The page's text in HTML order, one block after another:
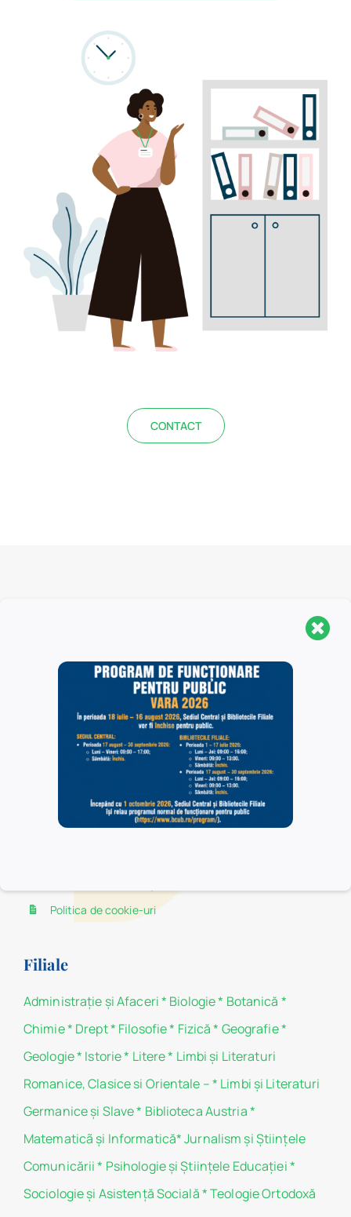
CONTACT
Biblioteca Centrală Universitară „Carol I” este o
Sediul Central, Secţia Pedagogică „I.C. Petrescu” şi 16
biblioteci filiale, localizate în Universitatea din
Bucureşti. În Sediul Central au acces toate categoriile
de utilizatori, în timp ce în bibliotecile filiale au acces,
la centrele de împrumut, numai studenţii şi cadrele
didactice ale facultăților Universității din București, iar
în sălile de lectură ale acestora au acces toate
Politica de cookie-uri
Filiale
Administraţie şi Afaceri* Biologie* Botanică *
Chimie* Drept* Filosofie* Fizică * Geografie*
Geologie* Istorie* Litere* Limbi și Literaturi
Romanice, Clasice si Orientale –* Limbi și Literaturi
Germanice şi Slave* Biblioteca Austria*
Matematicã și Informatică*Jurnalism şi Ştiinţele
Comunicării * Psihologie şi Ştiinţele Educaţiei*
Sociologie şi Asistenţă Socială*Teologie Ortodoxă